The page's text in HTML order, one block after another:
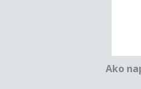
Ako